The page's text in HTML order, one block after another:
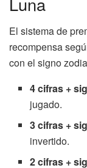
El sistema de
recompensa
con el signo
4 cifras +
jugado.
3 cifras +
invertido.
2 cifras +